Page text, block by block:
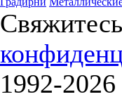
1992-